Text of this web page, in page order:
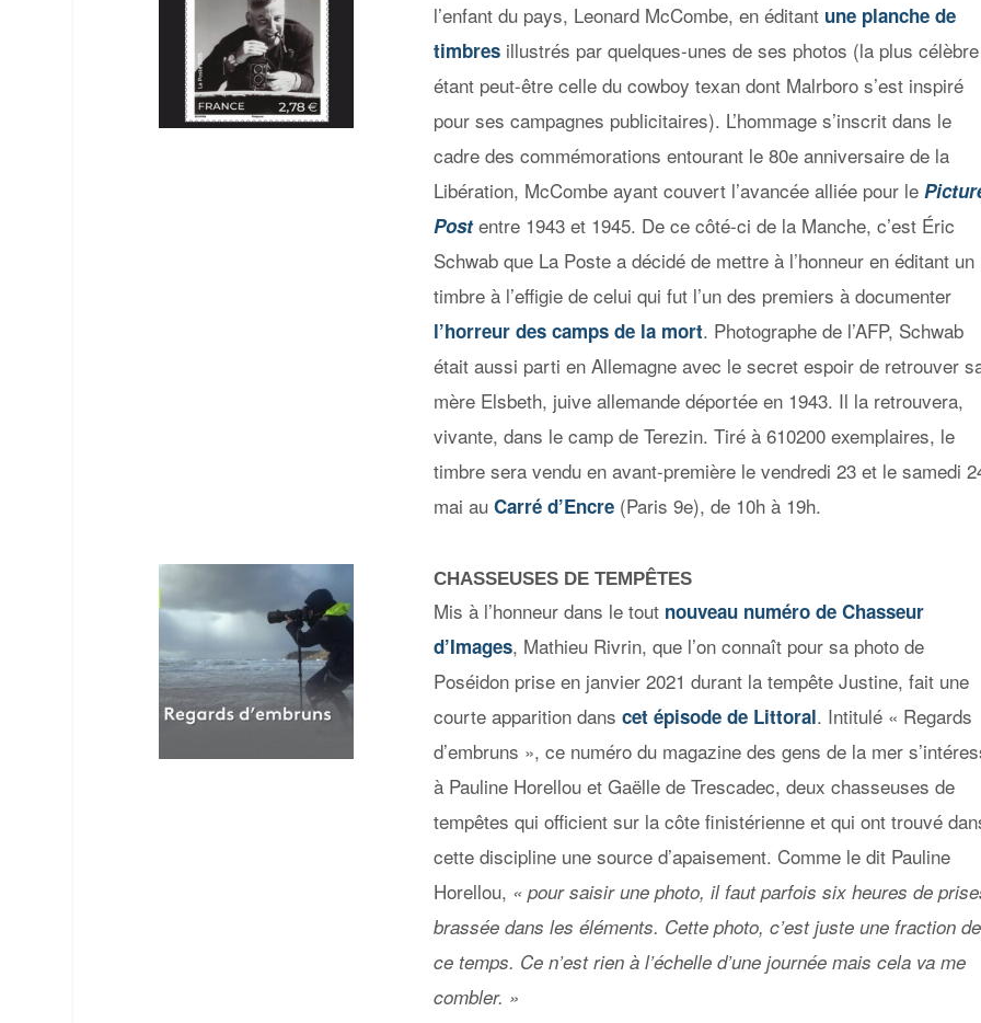
l’enfant du pays, Leonard McCombe, en éditant une planche de
timbres illustrés par quelques-unes de ses photos (la plus célèbre
étant peut-être celle du cowboy texan dont Malrboro s’est inspiré
pour ses campagnes publicitaires). L’hommage s’inscrit dans le
cadre des commémorations entourant le 80e anniversaire de la
Libération, McCombe ayant couvert l’avancée alliée pour le
Postentre 1943 et 1945. De ce côté-ci de la Manche, c’est Éric
Schwab que La Poste a décidé de mettre à l’honneur en éditant un
timbre à l’effigie de celui qui fut l’un des premiers à documenter
l’horreur des camps de la mort. Photographe de l’AFP, Schwab
était aussi parti en Allemagne avec le secret espoir de retrouver
mère Elsbeth, juive allemande déportée en 1943. Il la retrouvera,
vivante, dans le camp de Terezin.Tiré à 610200 exemplaires, le
timbre sera vendu en avant-première le vendredi 23 et le samedi
mai auCarré d’Encre (Paris 9e), de 10h à 19h.
CHASSEUSES DE TEMPÊTES
Mis à l’honneur dans le tout nouveau numéro de Chasseur
d’Images, Mathieu Rivrin, que l’on connaît pour sa photo de
Poséidon prise en janvier 2021 durant la tempête Justine, fait une
courte apparition danscet épisode de Littoral. Intitulé « Regards
d’embruns », ce numéro du magazine des gens de la mer
à Pauline Horellou et Gaëlle de Trescadec, deux chasseuses de
tempêtes qui officient sur la côte finistérienne et qui ont trouvé
cette discipline une source d’apaisement. Comme le dit Pauline
Horellou, « pour saisir une photo, il faut parfois six heures de
brassée dans les éléments. Cette photo, c’est juste une fraction de
ce temps. Ce n’est rien à l’échelle d’une journée mais cela va me
combler. »